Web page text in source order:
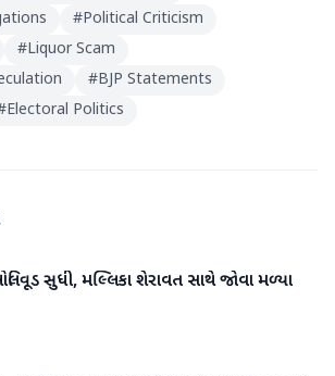
#Political Criticism
#Liquor Scam
#BJP Statements
Electoral Politics
સુધી, મલ્લિકા શેરાવત સાથે જોવા મળ્યા